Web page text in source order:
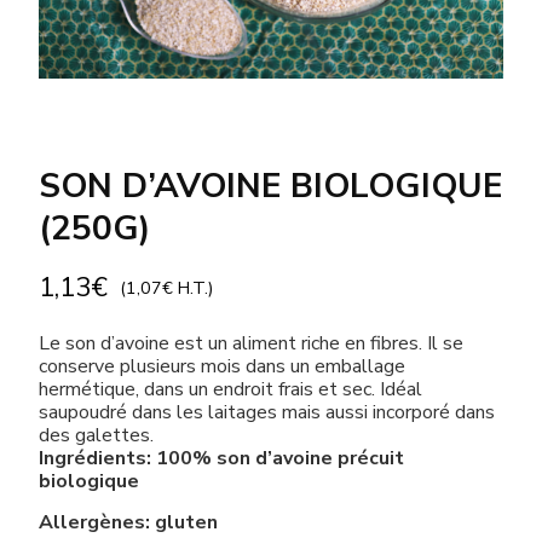
SON D’AVOINE BIOLOGIQUE
(250G)
1,13€ (1,07€ H.T.)
Le son d’avoine est un aliment riche en fibres. Il se
conserve plusieurs mois dans un emballage
hermétique, dans un endroit frais et sec. Idéal
saupoudré dans les laitages mais aussi incorporé dans
des galettes.
Ingrédients: 100% son d’avoine précuit
biologique
Allergènes: gluten